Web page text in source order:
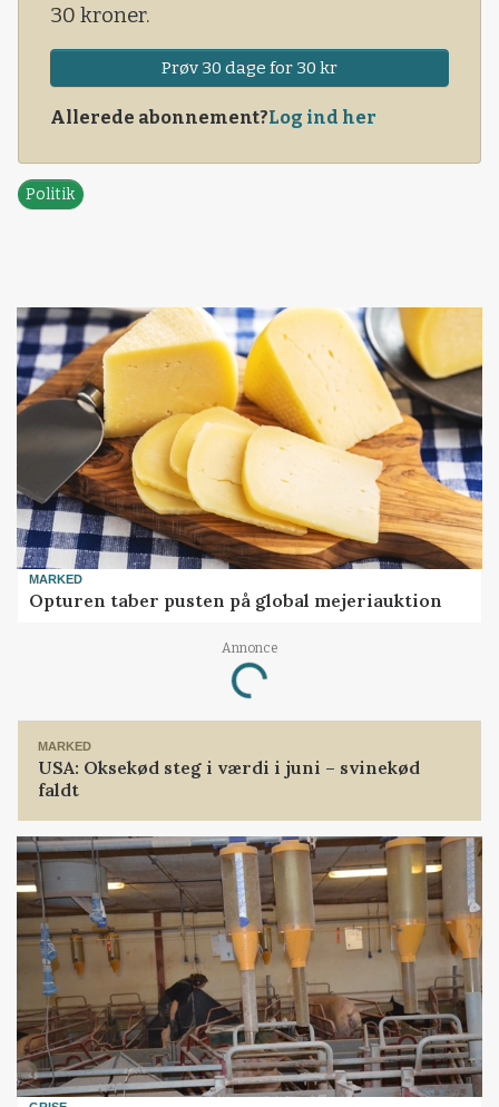
30 kroner.
Prøv 30 dage for 30 kr
Allerede abonnement?Log ind her
Politik
MARKED
Opturen taber pusten på global mejeriauktion
Annonce
Loading...
MARKED
USA: Oksekød steg i værdi i juni – svinekød
faldt